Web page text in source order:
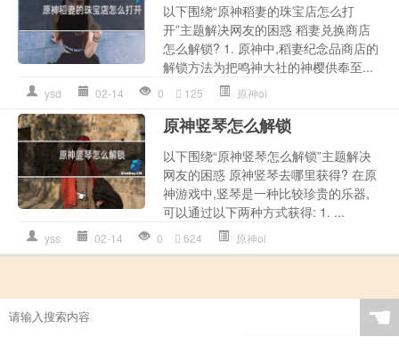
以下围绕“原神稻妻的珠宝店怎么打
开”主题解决网友的困惑 稻妻兑换商店
怎么解锁? 1. 原神中,稻妻纪念品商店的
解锁方法为把鸣神大社的神樱供奉至...
ysd 02-14 0 125 原神ol
原神竖琴怎么解锁
以下围绕“原神竖琴怎么解锁”主题解决
网友的困惑 原神竖琴去哪里获得? 在原
神游戏中,竖琴是一种比较珍贵的乐器,
可以通过以下两种方式获得: 1. ...
yss 02-14 0 624 原神ol
☚